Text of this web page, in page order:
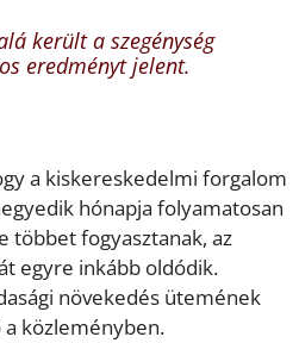
került a szegénység
eredményt jelent.
a kiskereskedelmi forgalom
hónapja folyamatosan
többet fogyasztanak, az
egyre inkább oldódik.
növekedés ütemének
a közleményben.